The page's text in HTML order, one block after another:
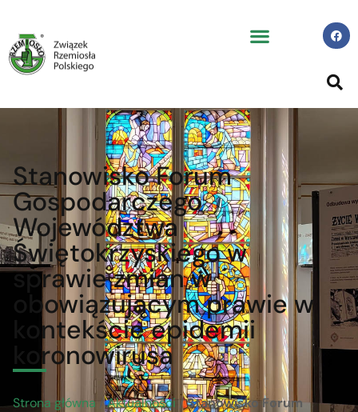
Stanowisko Forum
Gospodarczego
Województwa
Świętokrzyskiego w
sprawie zmian w
obowiązującym prawie w
kontekście epidemii
koronowirusa
Strona główna /Aktualności/Stanowisko Forum